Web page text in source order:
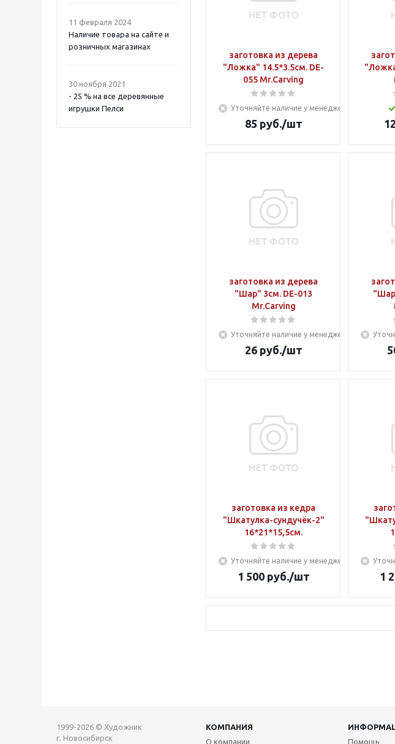
11 февраля 2024
Наличие товара на сайте и
розничных магазинах
30 ноября 2021
- 25 % на все деревянные
игрушки Пелси
заготовка из дерева
"Ложка" 14.5*3.5см. DE-
055 Mr.Carving
Уточняйте наличие у менеджера
85 руб./шт
заготовка из дерева
"Шар" 3см. DE-013
Mr.Carving
Уточняйте наличие у менеджера
26руб./шт
заготовка из кедра
"Шкатулка-сундучёк-2"
16*21*15,5см.
Уточняйте наличие у менеджера
1 500руб./шт 1
1999-2026 © Художник
г. Новосибирск
КОМПАНИЯ
О компании
Помощь